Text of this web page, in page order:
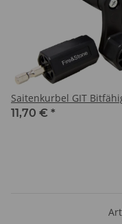
Saitenkurbel GIT
11,70 € *